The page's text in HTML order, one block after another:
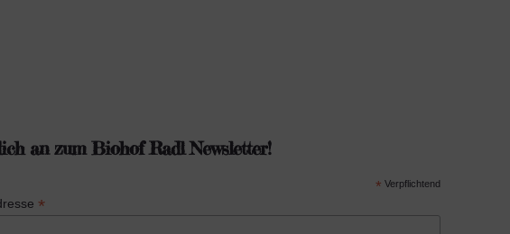
an zum Biohof Radl Newsletter!
* Verpflichtend
*